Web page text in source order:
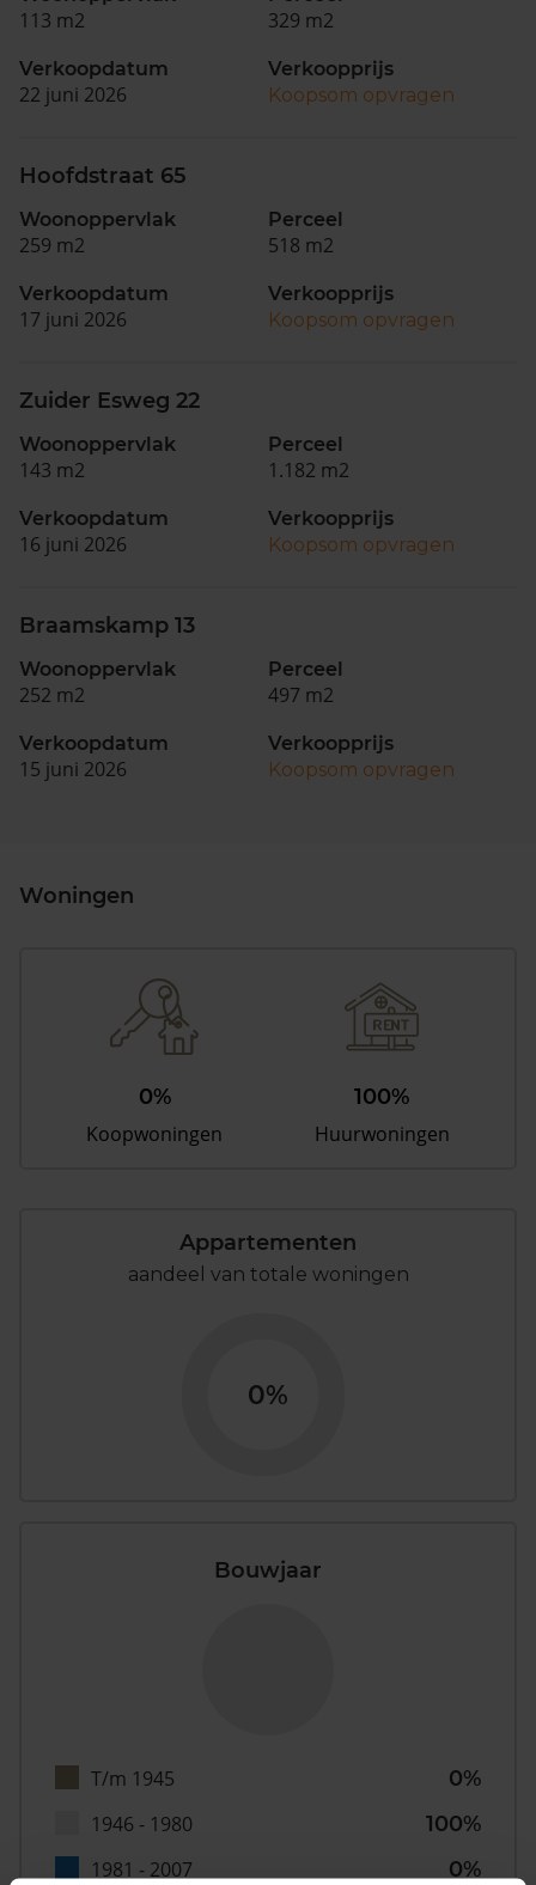
113 m2 329 m2
Verkoopdatum
22 juni 2026
Verkoopprijs
Koopsom opvragen
Hoofdstraat 65
Woonoppervlak
259 m2
Perceel
518 m2
Verkoopdatum
17 juni 2026
Verkoopprijs
Koopsom opvragen
Zuider Esweg 22
Woonoppervlak
143 m2
Perceel
1.182 m2
Verkoopdatum
16 juni 2026
Verkoopprijs
Koopsom opvragen
Braamskamp 13
Woonoppervlak
252 m2
Perceel
497 m2
Verkoopdatum
15 juni 2026
Verkoopprijs
Koopsom opvragen
Woningen
0%
Koopwoningen
100%
Huurwoningen
Appartementen
aandeel van totale woningen
0%
Bouwjaar
T/m 1945
0%
1946 - 1980
100%
1981 - 2007
0%